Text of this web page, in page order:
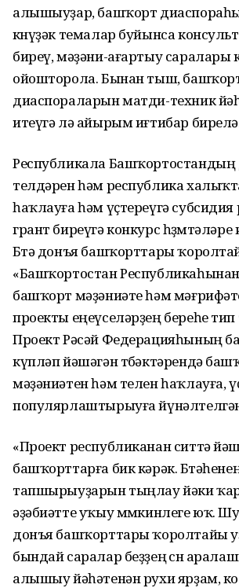
алышыуҙар, башҡорт
көнүҙәк темалар буйынса
биреү, мәҙәни-ағартыу саралары
ойошторола. Бынан тыш,
диаспораларын матди-техник
итеүгә лә айырым иғтибар
Республикала Башҡортостандың
телдәрен һәм республика
һаҡлауға һәм үҫтереүгә
грант биреүгә конкурс
Бөтә донъя башҡорттары
«Башҡортостан
башҡорт мәҙәниәте һәм
проекты еңеүселәрҙең береһе
Проект Рәсәй Федерацияһының
күпләп йәшәгән төбәктәрендә
мәҙәниәтен һәм телен һаҡлауға,
популярлаштырыуға
«Проект республиканан ситтә
башҡорттарға бик кәрәк.
тапшырыуҙарын тыңлау йәки
әҙәбиәтте уҡыу мөмкинлеге юҡ.
донъя башҡорттары ҡоролтайы
бындай саралар беҙҙең өсөн
алышыу йәһәтенән рухи ярҙам,